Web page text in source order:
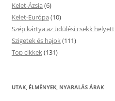
Kelet-Ázsia (6)
Kelet-Európa (10)
Szép kártya az üdülési csekk helyett
Szigetek és hajok(111)
Top cikkek(131)
UTAK, ÉLMÉNYEK, NYARALÁS ÁRAK